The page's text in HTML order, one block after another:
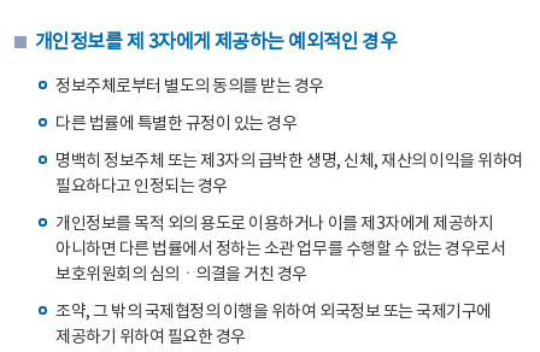
개인정보를 제 3자에게 제공하는 예외적인 경우
정보주체로부터 별도의 동의를 받는 경우
다른 법률에 특별한 규정이 있는 경우
명백히 정보주체 또는 제3자의 급박한 생명, 신체, 재산의 이익을 위하여
필요하다고 인정되는 경우
개인정보를 목적 외의 용도로 이용하거나 이를 제3자에게 제공하지
아니하면 다른 법률에서 정하는 소관 업무를 수행할 수 없는 경우로서
보호위원회의 심의ㆍ의결을 거친 경우
조약, 그 밖의 국제협정의 이행을 위하여 외국정보 또는 국제기구에
제공하기 위하여 필요한 경우